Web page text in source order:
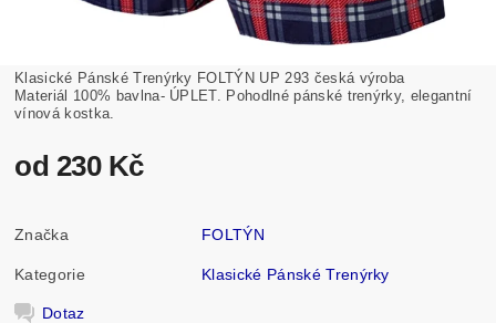
Klasické Pánské Trenýrky FOLTÝN UP 293 česká výroba
Materiál 100% bavlna- ÚPLET. Pohodlné pánské trenýrky, elegantní
vínová kostka.
od 230 Kč
Značka FOLTÝN
Kategorie Klasické Pánské Trenýrky
Dotaz